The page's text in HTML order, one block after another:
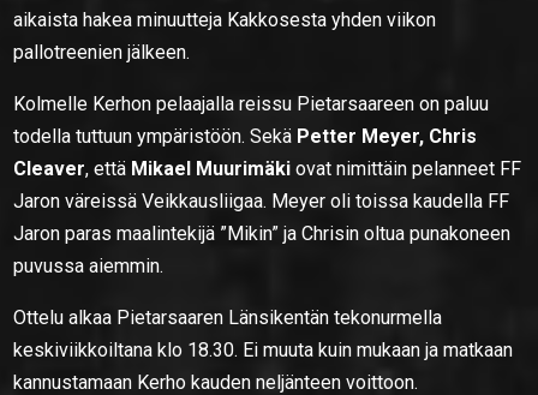
aikaista hakea minuutteja Kakkosesta yhden viikon
pallotreenien jälkeen.
Kolmelle Kerhon pelaajalla reissu Pietarsaareen on paluu
todella tuttuun ympäristöön. Sekä Petter Meyer, Chris
Cleaver, että Mikael Muurimäki ovat nimittäin pelanneet FF
Jaron väreissä Veikkausliigaa. Meyer oli toissa kaudella FF
Jaron paras maalintekijä ”Mikin” ja Chrisin oltua punakoneen
puvussa aiemmin.
Ottelu alkaa Pietarsaaren Länsikentän tekonurmella
keskiviikkoiltana klo 18.30. Ei muuta kuin mukaan ja matkaan
kannustamaan Kerho kauden neljänteen voittoon.